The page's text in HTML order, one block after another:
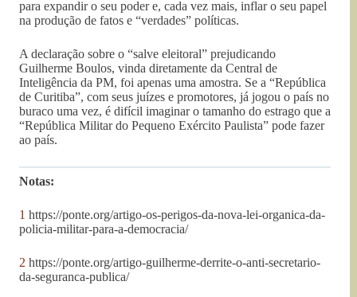
para expandir o seu poder e, cada vez mais, inflar o seu papel
na produção de fatos e “verdades” políticas.
A declaração sobre o “salve eleitoral” prejudicando
Guilherme Boulos, vinda diretamente da Central de
Inteligência da PM, foi apenas uma amostra. Se a “República
de Curitiba”, com seus juízes e promotores, já jogou o país no
buraco uma vez, é difícil imaginar o tamanho do estrago que a
“República Militar do Pequeno Exército Paulista” pode fazer
ao país.
Notas:
1 https://ponte.org/artigo-os-perigos-da-nova-lei-organica-da-
policia-militar-para-a-democracia/
2 https://ponte.org/artigo-guilherme-derrite-o-anti-secretario-
da-seguranca-publica/